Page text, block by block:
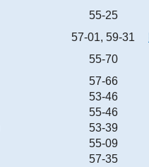
55-25
57-01, 59-31
55-70
57-66
53-46
55-46
53-39
55-09
57-35